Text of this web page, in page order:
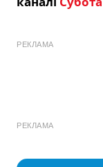
РЕКЛАМА
РЕКЛАМА